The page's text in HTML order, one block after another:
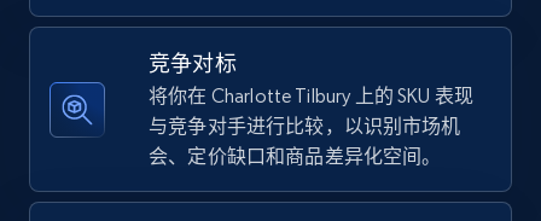
price, Final price, Discount percent, and more.
5.4K+ 668+
TikTok Shop - discover records by shop url
竞争对标
将你在 Charlotte Tilbury 上的 SKU 表现
与竞争对手进行比较，以识别市场机
会、定价缺口和商品差异化空间。